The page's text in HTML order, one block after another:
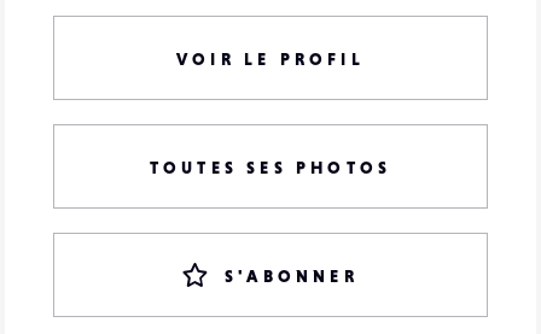
VOIR LE PROFIL
TOUTES SES PHOTOS
S'ABONNER